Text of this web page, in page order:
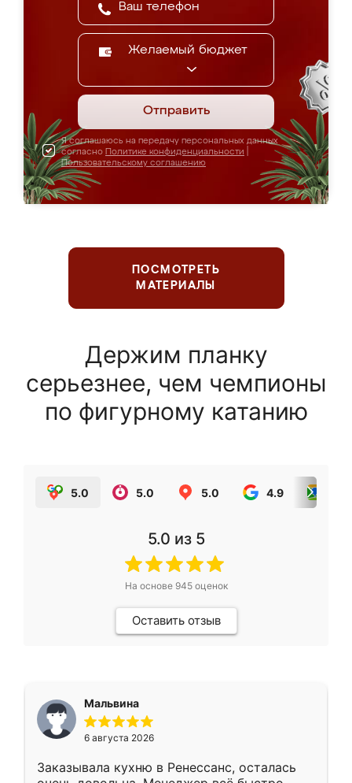
Желаемый бюджет
Отправить
Я соглашаюсь на передачу персональных данных
согласно Политике конфиденциальности
Пользовательскому соглашению
ПОСМОТРЕТЬ
МАТЕРИАЛЫ
Держим планку
серьезнее, чем чемпионы
по фигурному катанию
5.0 5.0 5.0 4.9
5.0 из 5
На основе 945оценок
Оставить отзыв
Мальвина
6 августа 2026
Заказывала кухню в Ренессанс, осталась